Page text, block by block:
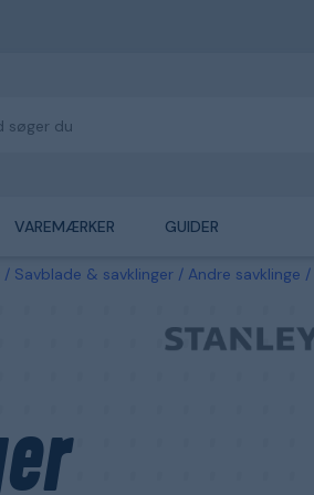
VAREMÆRKER GUIDER
Savblade & savklinger Andre savklinge